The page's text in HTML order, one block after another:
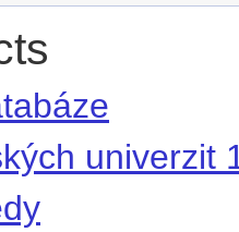
univerzit